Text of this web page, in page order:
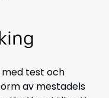
med test och
av mestadels